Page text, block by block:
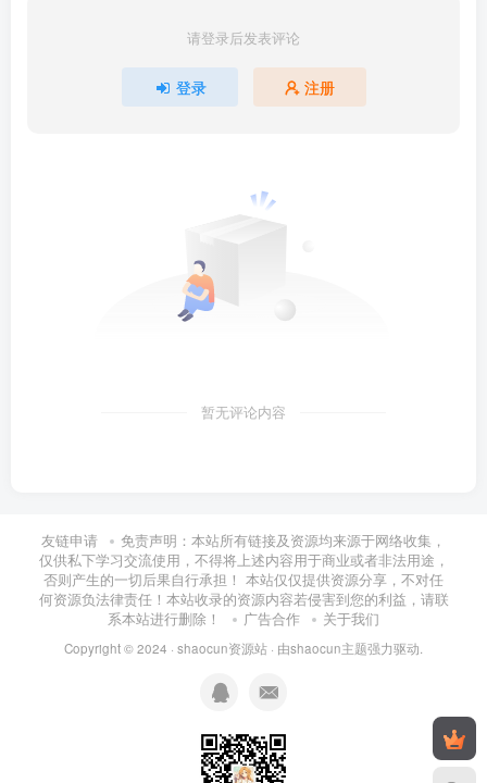
请登录后发表评论
登录 注册
暂无评论内容
友链申请
免责声明：本站所有链接及资源均来源于网络收集，
仅供私下学习交流使用，不得将上述内容用于商业或者非法用途，
否则产生的一切后果自行承担！ 本站仅仅提供资源分享，不对任
何资源负法律责任！本站收录的资源内容若侵害到您的利益，请联
系本站进行删除！
广告合作 关于我们
Copyright © 2024 · shaocun资源站 · 由shaocun主题强力驱动.